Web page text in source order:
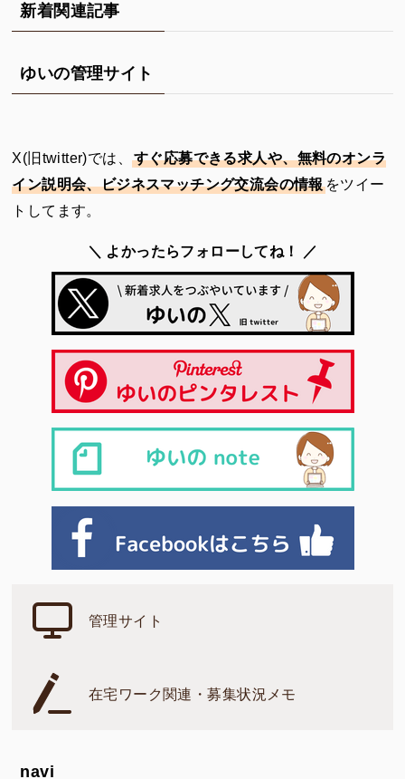
新着関連記事
ゆいの管理サイト
X(旧twitter)では、すぐ応募できる求人や、無料のオンラ
イン説明会、ビジネスマッチング交流会の情報をツイー
トしてます。
＼ よかったらフォローしてね！ ／
管理サイト
在宅ワーク関連・募集状況メモ
navi